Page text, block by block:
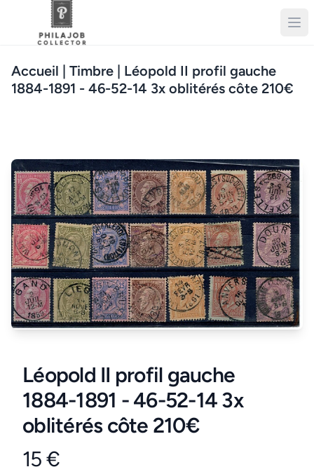
Accueil | Timbre | Léopold II profil gauche
1884-1891 - 46-52-14 3x oblitérés côte 210€
Léopold II profil gauche
1884-1891 - 46-52-14 3x
oblitérés côte 210€
Product information
15 €